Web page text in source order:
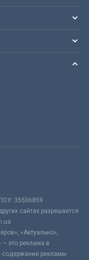
35506859
сайтах разрешается
«Актуально»,
– это реклама в
содержание рекламы